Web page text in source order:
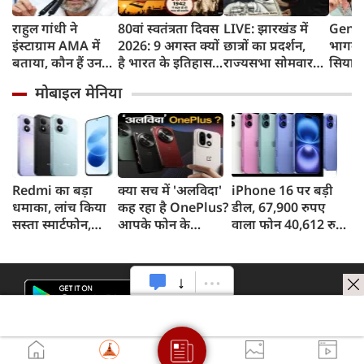
राहुल गांधी ने
इंस्टाग्राम AMA में
बताया, कौन हैं उनका
80वां स्वतंत्रता दिवस
2026: 9 अगस्त क्यों
है भारत के इतिहास
जानिए भारत छोड़ो
आंदोलन की कहानी
LIVE: झारखंड में
छात्रों का प्रदर्शन,
राज्यसभा सोमवार
Gen
छात्रों
जरूरत
मोबाइल मेनिया
Redmi का बड़ा
धमाका, लांच किया
सस्ता स्मार्टफोन,
क्या सच में 'अलविदा'
कह रहा है OnePlus?
आपके फोन के
iPhone 16 पर बड़ी
डील, 67,900 रुपए
वाला फोन 40,612 रुपए